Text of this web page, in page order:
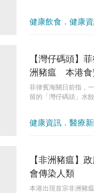
健康飲食．健康
健康資訊．醫療
【灣仔碼頭】
洲豬瘟 本港食
人類，沒食安
菲律賓海關日前指，
留的「灣仔碼頭」水
【非洲豬瘟】
會傳染人類
本港出現首宗非洲豬